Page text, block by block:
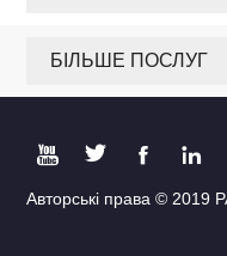
БІЛЬШЕ ПОСЛУГ
   
Авторські права © 2019